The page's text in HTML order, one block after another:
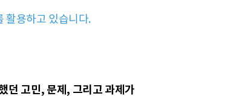
활용하고 있습니다.
던 고민, 문제, 그리고 과제가